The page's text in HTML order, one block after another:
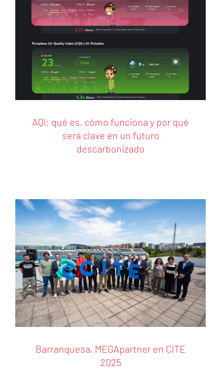
AQI: qué es, cómo funciona y por qué
será clave en un futuro
descarbonizado
Barranquesa, MEGApartner en CITE 2025
Barranquesa, MEGApartner en CITE
2025